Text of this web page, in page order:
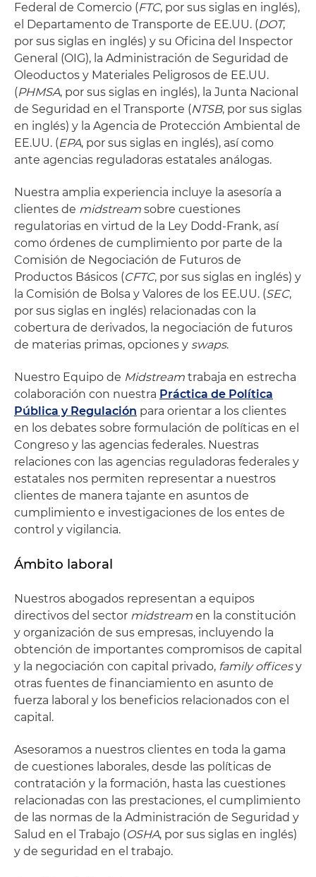
Federal de Comercio (FTC, por sus siglas en inglés),
el Departamento de Transporte de EE.UU. (DOT,
por sus siglas en inglés) y su Oficina del Inspector
General (OIG), la Administración de Seguridad de
Oleoductos y Materiales Peligrosos de EE.UU.
(PHMSA, por sus siglas en inglés), la Junta Nacional
de Seguridad en el Transporte (NTSB, por sus siglas
en inglés) y la Agencia de Protección Ambiental de
EE.UU. (EPA, por sus siglas en inglés), así como
ante agencias reguladoras estatales análogas.
Nuestra amplia experiencia incluye la asesoría a
clientes de midstream sobre cuestiones
regulatorias en virtud de la Ley Dodd-Frank, así
como órdenes de cumplimiento por parte de la
Comisión de Negociación de Futuros de
Productos Básicos (CFTC, por sus siglas en inglés) y
la Comisión de Bolsa y Valores de los EE.UU. (SEC,
por sus siglas en inglés) relacionadas con la
cobertura de derivados, la negociación de futuros
de materias primas, opciones y swaps.
Nuestro Equipo de Midstream trabaja en estrecha
colaboración con nuestra Práctica de Política
Pública y Regulación para orientar a los clientes
en los debates sobre formulación de políticas en el
Congreso y las agencias federales. Nuestras
relaciones con las agencias reguladoras federales y
estatales nos permiten representar a nuestros
clientes de manera tajante en asuntos de
cumplimiento e investigaciones de los entes de
control y vigilancia.
Ámbito laboral
Nuestros abogados representan a equipos
directivos del sector midstream en la constitución
y organización de sus empresas, incluyendo la
obtención de importantes compromisos de capital
y la negociación con capital privado, family officesy
otras fuentes de financiamiento en asunto de
fuerza laboral y los beneficios relacionados con el
capital.
Asesoramos a nuestros clientes en toda la gama
de cuestiones laborales, desde las políticas de
contratación y la formación, hasta las cuestiones
relacionadas con las prestaciones, el cumplimiento
de las normas de la Administración de Seguridad y
Salud en el Trabajo (OSHA, por sus siglas en inglés)
y de seguridad en el trabajo.